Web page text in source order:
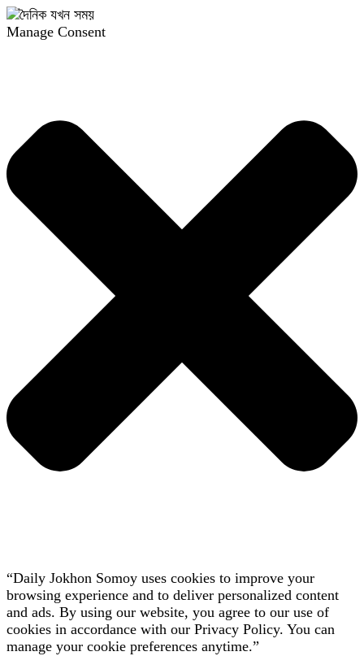
Manage Consent
“Daily Jokhon Somoy uses cookies to improve your
browsing experience and to deliver personalized content
and ads. By using our website, you agree to our use of
cookies in accordance with our Privacy Policy. You can
manage your cookie preferences anytime.”